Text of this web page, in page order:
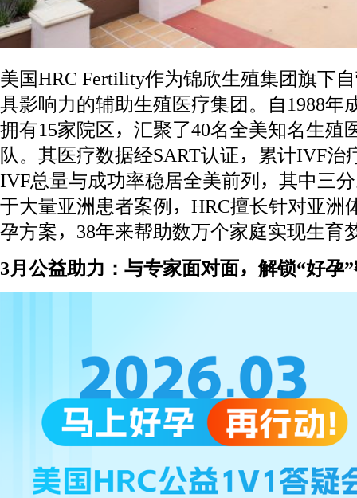
美国HRC Fertility作为锦欣生殖集团旗下
具影响力的辅助生殖医疗集团。自1988年
拥有15家院区，汇聚了40名全美知名生殖
队。其医疗数据经SART认证，累计IVF治
IVF总量与成功率稳居全美前列，其中三
于大量亚洲患者案例，HRC擅长针对亚洲
孕方案，38年来帮助数万个家庭实现生育
3 月公益助力：与专家面对面，解锁“好孕